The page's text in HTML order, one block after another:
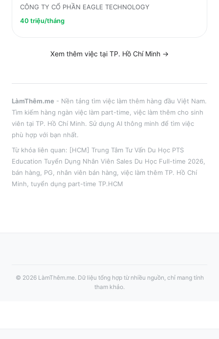
CÔNG TY CỔ PHẦN EAGLE TECHNOLOGY
40 triệu/tháng
Xem thêm việc tại TP. Hồ Chí Minh →
LàmThêm.me - Nền tảng tìm việc làm thêm hàng đầu Việt Nam.
Tìm kiếm hàng ngàn việc làm part-time, việc làm thêm cho sinh
viên tại TP. Hồ Chí Minh. Sử dụng AI thông minh để tìm việc
phù hợp với bạn nhất.
Từ khóa liên quan: [HCM] Trung Tâm Tư Vấn Du Học PTS
Education Tuyển Dụng Nhân Viên Sales Du Học Full-time 2026
bán hàng, PG, nhân viên bán hàng , việc làm thêm TP. Hồ Chí
Minh , tuyển dụng part-time TP.HCM
© 2026 LàmThêm.me. Dữ liệu tổng hợp từ nhiều nguồn, chỉ mang tính
tham khảo.